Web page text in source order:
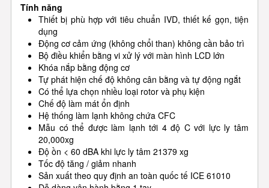
Tính năng
Thiết bị phù hợp với tiêu chuẩn IVD, thiết kế gọn, tiện
dụng
Động cơ cảm ứng (không chổi than) không cần bảo trì
Bộ điều khiển bằng vi xử lý với màn hình LCD lớn
Khóa nắp bằng động cơ
Tự phát hiện chế độ không cân bằng và tự động ngắt
Có thể lựa chọn nhiều loại rotor và phụ kiện
Chế độ làm mát ổn định
Hệ thống làm lạnh không chứa CFC
Mẫu có thể được làm lạnh tới 4 độ C với lực ly tâm
20,000xg
Độ ồn < 60 dBA khi lực ly tâm 21379 xg
Tốc độ tăng / giảm nhanh
Sản xuất theo quy định an toàn quốc tế ICE 61010